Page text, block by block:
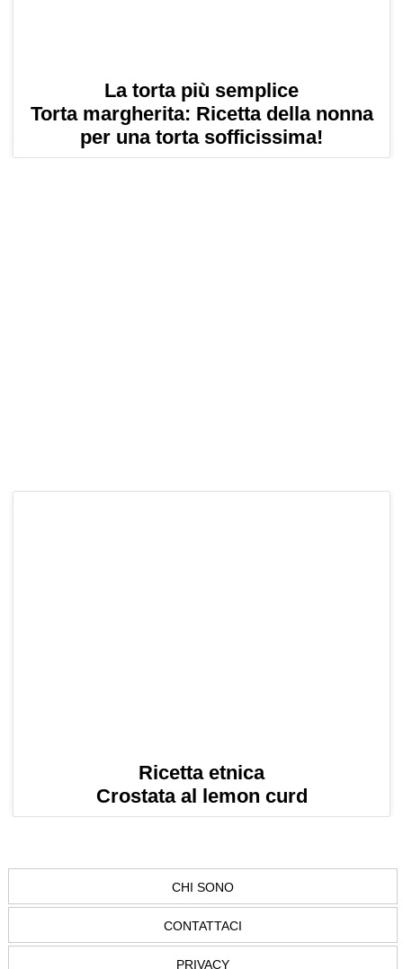
La torta più semplice
Torta margherita: Ricetta della nonna
per una torta sofficissima!
Ricetta etnica
Crostata al lemon curd
CHI SONO
CONTATTACI
PRIVACY